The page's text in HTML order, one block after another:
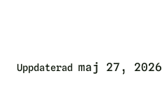
Uppdaterad maj 27, 2026